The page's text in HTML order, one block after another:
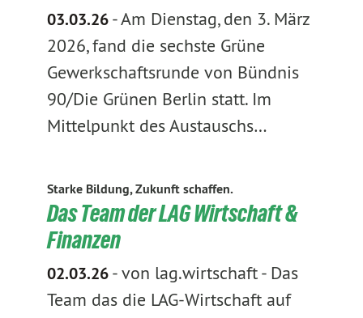
03.03.26-Am Dienstag, den 3. März
2026, fand die sechste Grüne
Gewerkschaftsrunde von Bündnis
90/Die Grünen Berlin statt. Im
Mittelpunkt des Austauschs…
Starke Bildung, Zukunft schaffen.
Das Team der LAG Wirtschaft &
Finanzen
02.03.26-von lag.wirtschaft- Das
Team das die LAG-Wirtschaft auf